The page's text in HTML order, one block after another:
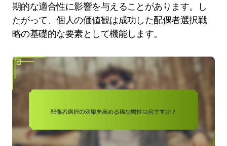
期的な適合性に影響を与えることがあります。し
たがって、個人の価値観は成功した配偶者選択戦
略の基礎的な要素として機能します。